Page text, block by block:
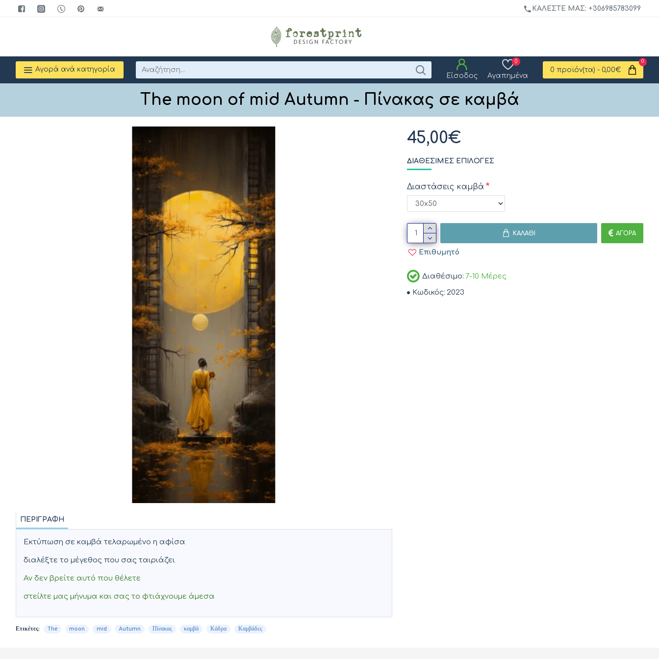
ΚΑΛΈΣΤΕ ΜΑΣ: +306985783099
Αγορά ανά κατηγορία
Είσοδος
Αγαπημένα
0
0 προϊόν(τα) - 0,00€
0
The moon of mid Autumn - Πίνακας σε καμβά
ΠΕΡΙΓΡΑΦΉ
Εκτύπωση σε καμβά τελαρωμένο η αφίσα
διαλέξτε το μέγεθος που σας ταιριάζει
Αν δεν βρείτε αυτό που θέλετε
στείλτε μας μήνυμα και σας το φτιάχνουμε άμεσα
Διαθέσιμο: 7-10 Μέρες
Κωδικός: 2023
45,00€
ΔΙΑΘΈΣΙΜΕΣ ΕΠΙΛΟΓΈΣ
Διαστάσεις καμβά
ΚΑΛΆΘΙ ΑΓΟΡΆ
Επιθυμητό
Ετικέτες: The moon mid Autumn Πίνακας καμβά Κάδρα Καμβάδες